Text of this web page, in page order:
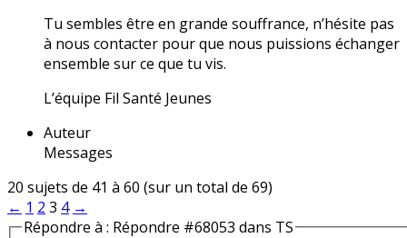
Tu sembles être en grande souffrance, n’hésite pas
à nous contacter pour que nous puissions échanger
ensemble sur ce que tu vis.
L’équipe Fil Santé Jeunes
Auteur
Messages
20 sujets de 41 à 60 (sur un total de 69)
← 1 2 3 4 →
Répondre à : Répondre #68053 dans TS